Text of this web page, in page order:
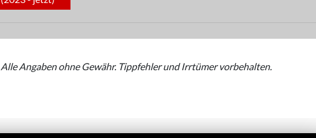
Alle Angaben ohne Gewähr. Tippfehler und Irrtümer vorbehalten.